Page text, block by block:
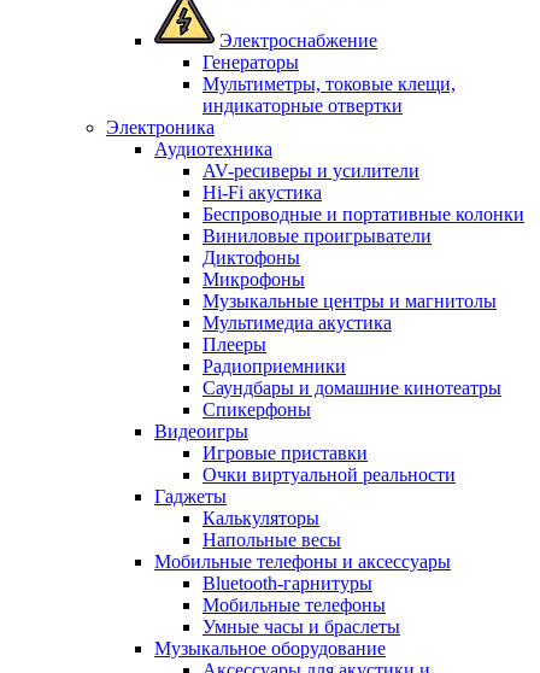
Электроснабжение
Генераторы
Мультиметры, токовые клещи,
индикаторные отвертки
Электроника
Аудиотехника
AV-ресиверы и усилители
Hi-Fi акустика
Беспроводные и портативные колонки
Виниловые проигрыватели
Диктофоны
Микрофоны
Музыкальные центры и магнитолы
Мультимедиа акустика
Плееры
Радиоприемники
Саундбары и домашние кинотеатры
Спикерфоны
Видеоигры
Игровые приставки
Очки виртуальной реальности
Гаджеты
Калькуляторы
Напольные весы
Мобильные телефоны и аксессуары
Bluetooth-гарнитуры
Мобильные телефоны
Умные часы и браслеты
Музыкальное оборудование